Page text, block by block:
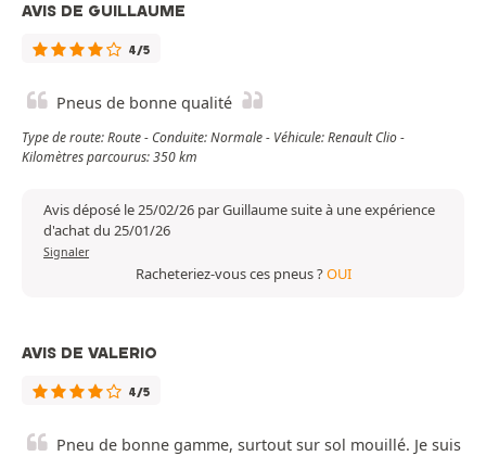
AVIS DE GUILLAUME
4/5
Pneus de bonne qualité
Type de route: Route - Conduite: Normale - Véhicule: Renault Clio -
Kilomètres parcourus: 350 km
Avis déposé le 25/02/26 par Guillaume suite à une expérience
d'achat du 25/01/26
Signaler
Racheteriez-vous ces pneus ?OUI
AVIS DE VALERIO
4/5
Pneu de bonne gamme, surtout sur sol mouillé. Je suis